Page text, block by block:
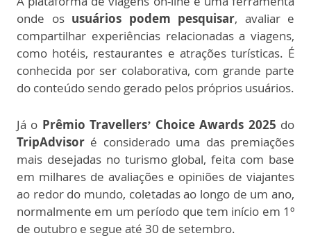
onde os usuários podem pesquisar, avaliar e
compartilhar experiências relacionadas a viagens,
como hotéis, restaurantes e atrações turísticas. É
conhecida por ser colaborativa, com grande parte
do conteúdo sendo gerado pelos próprios usuários.
Já o Prêmio Travellers’ Choice Awards 2025 do
TripAdvisor é considerado uma das premiações
mais desejadas no turismo global, feita com base
em milhares de avaliações e opiniões de viajantes
ao redor do mundo, coletadas ao longo de um ano,
normalmente em um período que tem início em 1º
de outubro e segue até 30 de setembro.